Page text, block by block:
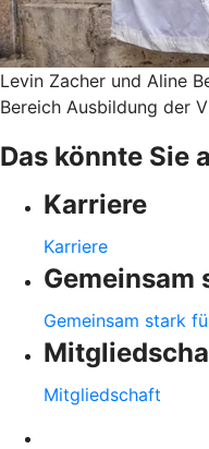
Levin Zacher und Aline
Bereich Ausbildung der
Das könnte Sie
Karriere
Karriere
Gemeinsam stark
Mitgliedschaft